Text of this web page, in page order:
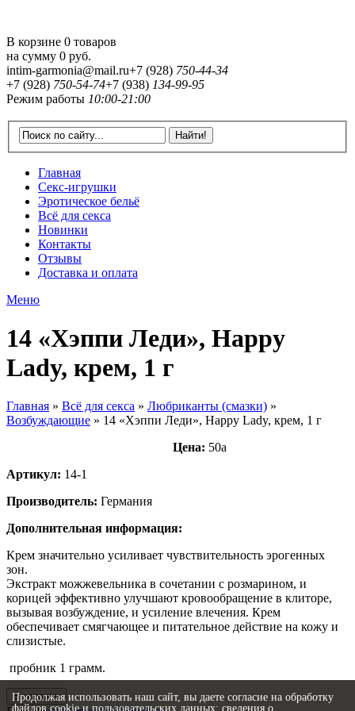
В корзине 0 товаров
на сумму 0 руб.
intim-garmonia@mail.ru+7 (928) 750-44-34
+7 (928) 750-54-74+7 (938) 134-99-95
Режим работы 10:00-21:00
Главная
Секс-игрушки
Эротическое бельё
Всё для секса
Новинки
Контакты
Отзывы
Доставка и оплата
Меню
14 «Хэппи Леди», Happy
Lady, крем, 1 г
Главная » Всё для секса » Любриканты (смазки) »
Возбуждающие » 14 «Хэппи Леди», Happy Lady, крем, 1 г
Цена: 50a
Артикул: 14-1
Производитель: Германия
Дополнительная информация:
Крем значительно усиливает чувствительность эрогенных
зон.
Экстракт можжевельника в сочетании с розмарином, и
корицей эффективно улучшают кровообращение в клиторе,
вызывая возбуждение, и усиление влечения. Крем
обеспечивает смягчающее и питательное действие на кожу и
слизистые.
пробник 1 грамм.
В корзину
Продолжая использовать наш сайт, вы даете согласие на обработку
файлов cookie и пользовательских данных: сведения о